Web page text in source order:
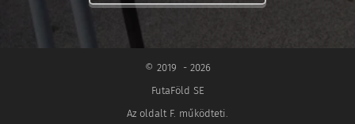
© 2019 - 2026
FutaFöld SE
Az oldalt F. működteti.